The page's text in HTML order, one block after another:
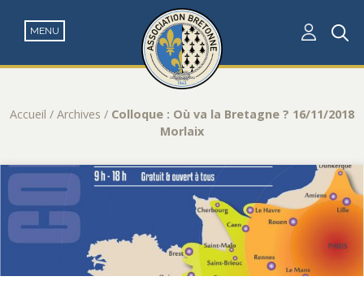
Accueil / Archives / Colloque : Où va la Bretagne ? 16/11/2018
Morlaix